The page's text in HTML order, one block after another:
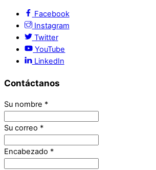
Facebook
Instagram
Twitter
YouTube
LinkedIn
Contáctanos
Su nombre *
Su correo *
Encabezado *